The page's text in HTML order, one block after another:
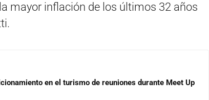
mayor inflación de los últimos 32 años
en el turismo de reuniones durante Meet Up